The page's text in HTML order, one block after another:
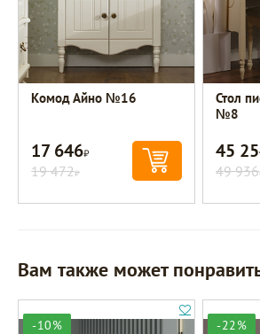
Комод Айно №16
17 646Р
19 472Р
Стол
№8
45
49 936
Вам также может
-10% -22%